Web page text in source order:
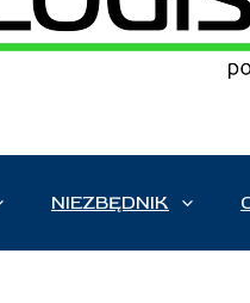
NIEZBĘDNIK